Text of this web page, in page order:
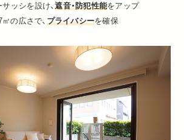
ッシを設け、遮音・防犯性能をアップ
の広さで、 プライバシーを確保